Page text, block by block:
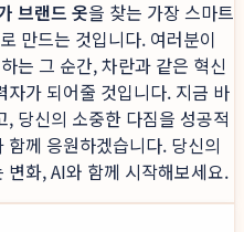
브랜드 옷을 찾는 가장 스마트
만드는 것입니다. 여러분이
는 그 순간, 차란과 같은 혁신
가 되어줄 것입니다. 지금 바
당신의 소중한 다짐을 성공적
께 응원하겠습니다. 당신의
화, AI와 함께 시작해보세요.